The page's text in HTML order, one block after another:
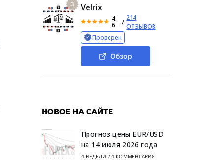
3 Velrix
4.
6
/
214
ОТЗЫВОВ
Проверен
Обзор
НОВОЕ НА САЙТЕ
Прогноз цены EUR/USD
на 14 июля 2026 года
4 НЕДЕЛИ / 4 КОММЕНТАРИЯ